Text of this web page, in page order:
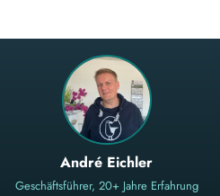
André Eichler
Geschäftsführer, 20+ Jahre Erfahrung